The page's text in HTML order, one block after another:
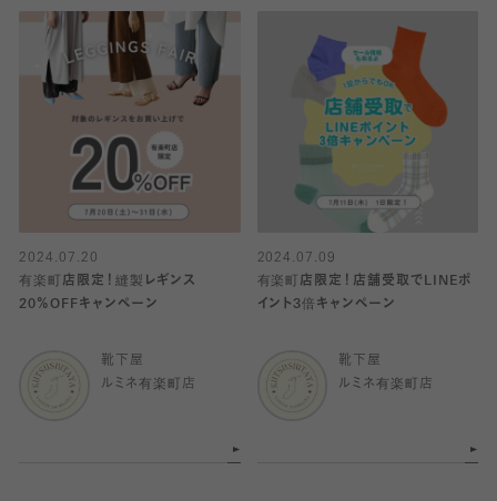
2024.07.20
有楽町店限定！縫製レギンス
20％OFFキャンペーン
靴下屋
ルミネ有楽町店
2024.07.09
有楽町店限定！店舗受取でLINEポ
イント3倍キャンペーン
靴下屋
ルミネ有楽町店